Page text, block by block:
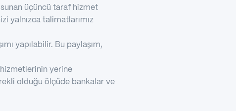
üçüncü taraf hizmet
yalnızca talimatlarımız
yapılabilir. Bu paylaşım,
yerine
olduğu ölçüde bankalar ve